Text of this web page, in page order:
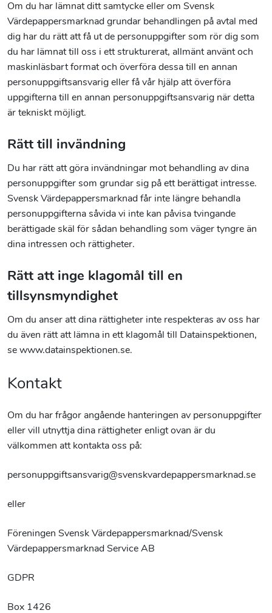
Om du har lämnat ditt samtycke eller om Svensk
Värdepappersmarknad grundar behandlingen på avtal med
dig har du rätt att få ut de personuppgifter som rör dig som
du har lämnat till oss i ett strukturerat, allmänt använt och
maskinläsbart format och överföra dessa till en annan
personuppgiftsansvarig eller få vår hjälp att överföra
uppgifterna till en annan personuppgiftsansvarig när detta
är tekniskt möjligt.
Rätt till invändning
Du har rätt att göra invändningar mot behandling av dina
personuppgifter som grundar sig på ett berättigat intresse.
Svensk Värdepappersmarknad får inte längre behandla
personuppgifterna såvida vi inte kan påvisa tvingande
berättigade skäl för sådan behandling som väger tyngre än
dina intressen och rättigheter.
Rätt att inge klagomål till en
tillsynsmyndighet
Om du anser att dina rättigheter inte respekteras av oss har
du även rätt att lämna in ett klagomål till Datainspektionen,
se www.datainspektionen.se.
Kontakt
Om du har frågor angående hanteringen av personuppgifter
eller vill utnyttja dina rättigheter enligt ovan är du
välkommen att kontakta oss på:
personuppgiftsansvarig@svenskvardepappersmarknad.se
eller
Föreningen Svensk Värdepappersmarknad/Svensk
Värdepappersmarknad Service AB
GDPR
Box 1426